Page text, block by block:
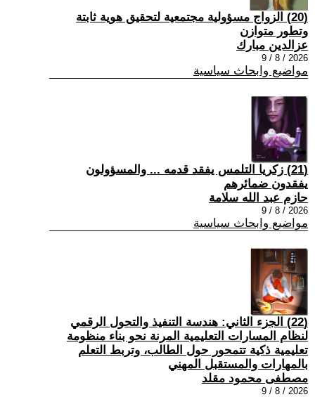
(20) الزواج مسؤولية مجتمعية لتحقيق هوية ثابتة
وتطور متوازن
عزالدين مبارك
2026 / 8 / 9
مواضيع وابحاث سياسية
(21) زكريا التلمس يفقد قدمه ... والمسؤولون
يفقدون ضمائرهم
حازم عبد الله سلامة
2026 / 8 / 9
مواضيع وابحاث سياسية
(22) الجزء الثاني: هندسة التنفيذ والتحول الرقمي
لنظام المسارات التعليمية المرنة نحو بناء منظومة
تعليمية ذكية تتمحور حول الطالب، وتربط التعلم
بالمهارات والمستقبل المهني
مصطفى محمود مقلد
2026 / 8 / 9